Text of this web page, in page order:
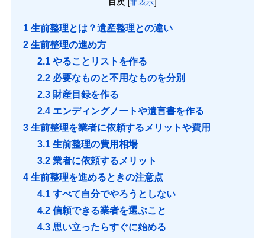
[非表示
1生前整理とは？遺産整理との違い
2生前整理の進め方
2.1やることリストを作る
2.2必要なものと不用なものを分別
2.3財産目録を作る
2.4エンディングノートや遺言書を作る
3生前整理を業者に依頼するメリットや費用
3.1生前整理の費用相場
3.2業者に依頼するメリット
4生前整理を進めるときの注意点
4.1すべて自分でやろうとしない
4.2信頼できる業者を選ぶこと
4.3思い立ったらすぐに始める